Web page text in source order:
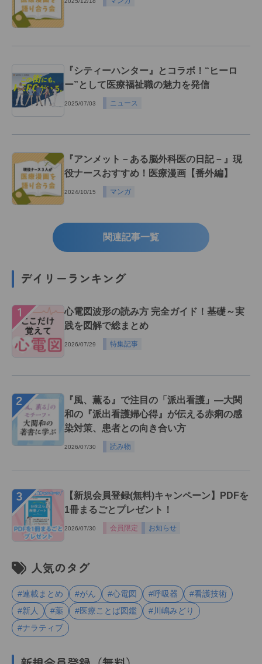
『シティーハンター』とコラボ！“ヒーロ
ー”として医療福祉職の魅力を発信
2025/07/03 ニュース
『アンメット－ある脳外科医の日記－』現
役ナースおすすめ！医療漫画【番外編】
2024/10/15 マンガ
関連記事一覧
デイリーランキング
１
心電図波形の読み方 完全ガイド！基礎～実
践を図解で総まとめ
2026/07/29 特集記事
２
『風、薫る』で注目の「派出看護」―大関
和の『派出看護婦心得』が伝える赤痢の感
染対策、患者との向き合い方
2026/07/30 読み物
３
【新規会員登録(無料)キャンペーン】PDFを
1冊まるごとプレゼント！
2026/07/30 会員限定 お知らせ
人気のタグ
#連載まとめ #がん #心電図 #呼吸器
#看護技術
#新人
#薬 #医療ことば図鑑
#川嶋みどり
#ナラティブ